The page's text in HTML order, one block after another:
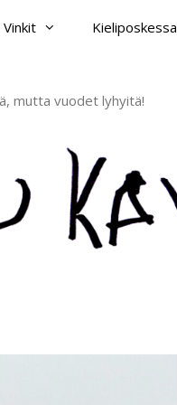
Vinkit Kieliposkessa
mutta vuodet lyhyitä!